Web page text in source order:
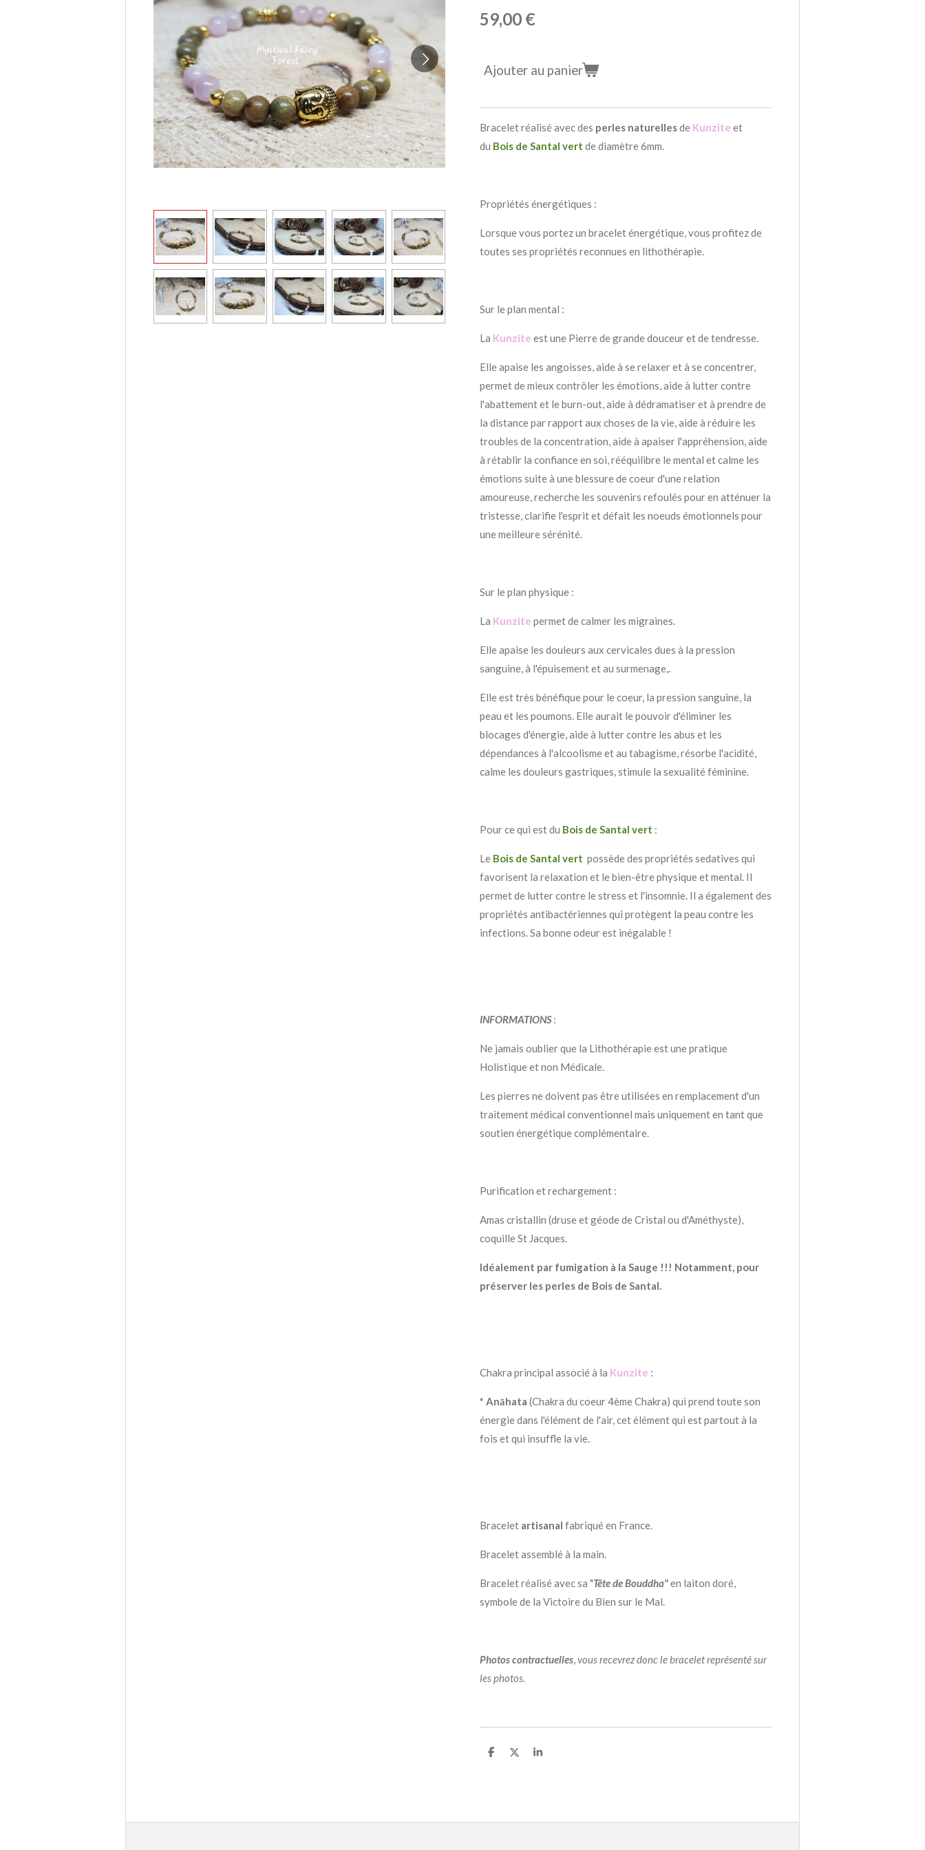
59,00 €
Ajouter au panier
Bracelet réalisé avec des perles naturellesde Kunzite et
du Bois de Santal vert de diamètre 6mm.
Propriétés énergétiques :
Lorsque vous portez un bracelet énergétique, vous profitez de
toutes ses propriétés reconnues en lithothérapie.
Sur le plan mental :
La Kunzite est une Pierre de grande douceur et de tendresse.
Elle apaise les angoisses, aide à se relaxer et à se concentrer,
permet de mieux contrôler les émotions, aide à lutter contre
l'abattement et le burn-out, aide à dédramatiser et à prendre de
la distance par rapport aux choses de la vie, aide à réduire les
troubles de la concentration, aide à apaiser l'appréhension, aide
à rétablir la confiance en soi, rééquilibre le mental et calme les
émotions suite à une blessure de coeur d'une relation
amoureuse, recherche les souvenirs refoulés pour en atténuer la
tristesse, clarifie l'esprit et défait les noeuds émotionnels pour
une meilleure sérénité.
Sur le plan physique :
La Kunzite permet de calmer les migraines.
Elle apaise les douleurs aux cervicales dues à la pression
sanguine, à l'épuisement et au surmenage,.
Elle est très bénéfique pour le coeur, la pression sanguine, la
peau et les poumons. Elle aurait le pouvoir d'éliminer les
blocages d'énergie, aide à lutter contre les abus et les
dépendances à l'alcoolisme et au tabagisme, résorbe l'acidité,
calme les douleurs gastriques, stimule la sexualité féminine.
Pour ce qui est du Bois de Santal vert :
Le Bois de Santal vert possède des propriétés sedatives qui
favorisent la relaxation et le bien-être physique et mental. Il
permet de lutter contre le stress et l'insomnie. Il a également des
propriétés antibactériennes qui protègent la peau contre les
infections. Sa bonne odeur est inégalable !
INFORMATIONS:
Ne jamais oublier que la Lithothérapie est une pratique
Holistique et non Médicale.
Les pierres ne doivent pas être utilisées en remplacement d'un
traitement médical conventionnel mais uniquement en tant que
soutien énergétique complémentaire.
Purification et rechargement :
Amas cristallin (druse et géode de Cristal ou d'Améthyste),
coquille St Jacques.
Idéalement par fumigation à la Sauge !!! Notamment, pour
préserver les perles de Bois de Santal.
Chakra principal associé à la Kunzite :
* Anāhata (Chakra du coeur 4ème Chakra) qui prend toute son
énergie dans l'élément de l'air, cet élément qui est partout à la
fois et qui insuffle la vie.
Bracelet artisanal fabriqué en France.
Bracelet assemblé à la main.
Bracelet réalisé avec sa "Tête de Bouddha"en laiton doré,
symbole de la Victoire du Bien sur le Mal.
Photos contractuelles,vous recevrez donc le bracelet représenté sur
les photos.
P
P
P